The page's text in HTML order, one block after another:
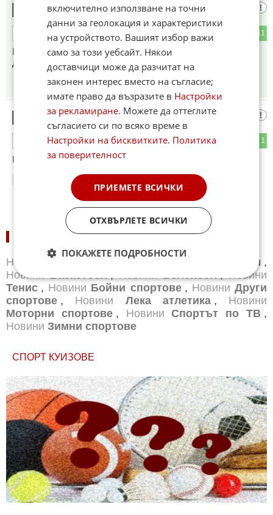
НАЙ ТЪПИЯ ДОСЕГА
11
ПРЕЗИДЕНТ НА БФС. ФУТБОЛА И ТОЙ КАТО
ДЪРЖАВАТА- АЛА БАЛА.
13.01.2025
Гонзо шампион
1
ОТГОВОР
В махленската градинка!
13.01.2025
НОВИНИ ПО СПОРТОВЕ:
Новини Бг футбол Новини Световен футбол ,
Новини
Новини
Тенис , Новини Бойни спортове , Новини Други
спортове , Новини Лека атлетика , Новини
Моторни спортове , Новини Спортът по ТВ ,
Новини Зимни спортове
СПОРТ КУИЗОВЕ
включително използване на точни
данни за геолокация и характеристики
на устройството. Вашият избор важи
само за този уебсайт. Някои
доставчици може да разчитат на
законен интерес вместо на съгласие;
имате право да възразите в Настройки
за рекламиране. Можете да оттеглите
съгласието си по всяко време в
Настройки на бисквитките. Политика
за поверителност
ПРИЕМЕТЕ ВСИЧКИ
ОТХВЪРЛЕТЕ ВСИЧКИ
ПОКАЖЕТЕ ПОДРОБНОСТИ